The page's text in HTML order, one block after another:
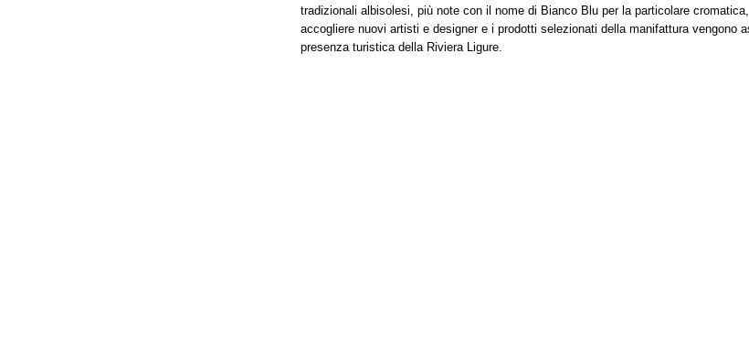
tradizionali albisolesi, più note con il nome di Bianco Blu per la particolare
accogliere nuovi artisti e designer e i prodotti selezionati della manifattura vengono
presenza turistica della Riviera Ligure.